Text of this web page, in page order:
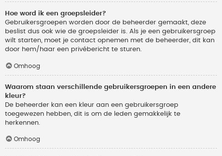
Hoe word ik een groepsleider?
Gebruikersgroepen worden door de beheerder gemaakt, deze
beslist dus ook wie de groepsleider is. Als je een gebruikersgroep
wilt starten, moet je contact opnemen met de beheerder, dit kan
door hem/haar een privébericht te sturen.
Omhoog
Waarom staan verschillende gebruikersgroepen in een andere
kleur?
De beheerder kan een kleur aan een gebruikersgroep
toegewezen hebben, dit is om de leden gemakkelijk te
herkennen.
Omhoog